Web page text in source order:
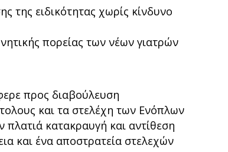
ειδικότητας χωρίς κίνδυνο
πορείας των νέων γιατρών
προς διαβούλευση
και τα στελέχη των Ενόπλων
κατακραυγή και αντίθεση
και ένα αποστρατεία στελεχών